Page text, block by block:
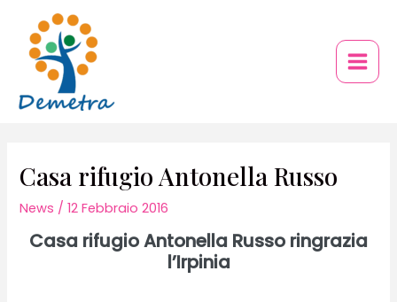
contenuto
Main
Casa rifugio Antonella Russo
News /12 Febbraio 2016
Casa rifugio Antonella Russo ringrazia
l’Irpinia